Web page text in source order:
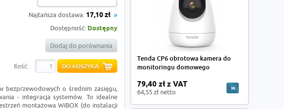
Najtańsza dostawa: 17,10 zł
Dostępność: Dostępny
Dodaj do porównania
Ilość:
bezprzewodowych o średnim zasięgu,
- integracja systemów. To idealne
montażowa WiBOX (do instalacji
Tenda CP6 obrotowa kamera do
monitoringu domowego
79,40 zł z VAT
64,55 zł netto